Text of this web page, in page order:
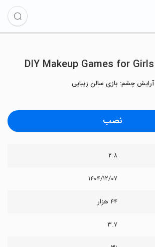
DIY Makeup Games for Girls
آرایش چشم: بازی سالن زیبایی
نصب
۲.۸
۱۴۰۴/۱۲/۰۷
۴۴ هزار
۳.۷